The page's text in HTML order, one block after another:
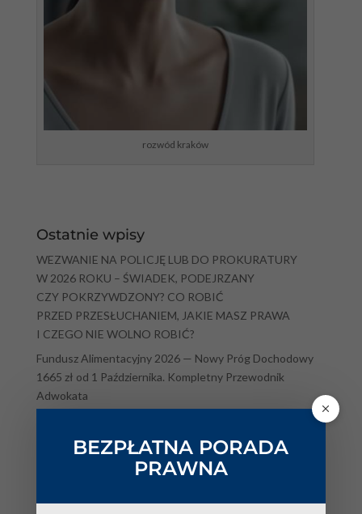
rozwód kraków
Ostatnie wpisy
WEZWANIE NA POLICJĘ LUB DO PROKURATURY
W 2026 ROKU – ŚWIADEK, PODEJRZANY
CZY POKRZYWDZONY? CO ROBIĆ
PRZED PRZESŁUCHANIEM, JAKIE MASZ PRAWA
I CZEGO NIE WOLNO ROBIĆ?
Fundusz Alimentacyjny 2026 — Nowy Próg Dochodowy
1665 zł od 1 Października. Kompletny Przewodnik
Adwokata
drogowych — pełna tabela stawek, punkty karne i utrata
prawa jazdyBEZPŁATNA PORADA
PRAWNA